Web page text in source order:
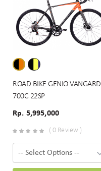
ROAD BIKE GENIO VANGARD
700C 22SP
Rp. 5,995,000
( 0 Review )